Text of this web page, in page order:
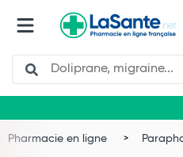
Search
Pharmacie en ligne